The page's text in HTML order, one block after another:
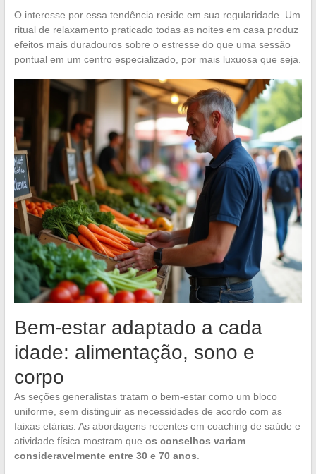
O interesse por essa tendência reside em sua regularidade. Um
ritual de relaxamento praticado todas as noites em casa produz
efeitos mais duradouros sobre o estresse do que uma sessão
pontual em um centro especializado, por mais luxuosa que seja.
Bem-estar adaptado a cada
idade: alimentação, sono e
corpo
As seções generalistas tratam o bem-estar como um bloco
uniforme, sem distinguir as necessidades de acordo com as
faixas etárias. As abordagens recentes em coaching de saúde e
atividade física mostram que os conselhos variam
consideravelmente entre 30 e 70 anos